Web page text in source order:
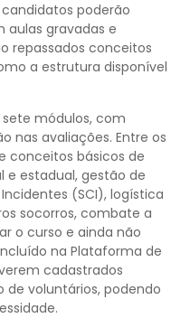
candidatos poderão
aulas gravadas e
repassados conceitos
a estrutura disponível
módulos, com
nas avaliações. Entre os
conceitos básicos de
e estadual, gestão de
(SCI), logística
socorros, combate a
o curso e ainda não
na Plataforma de
cadastrados
voluntários, podendo